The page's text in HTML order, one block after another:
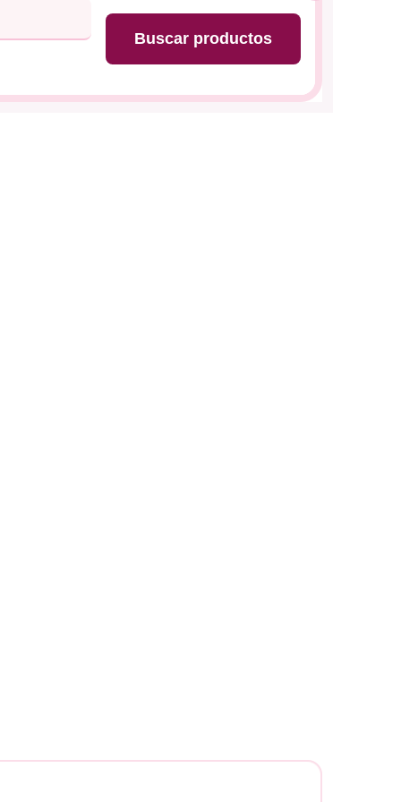
Buscar productos